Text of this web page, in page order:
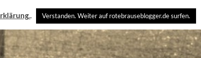
. Verstanden. Weiter auf rotebrauseblogger.de surfen.